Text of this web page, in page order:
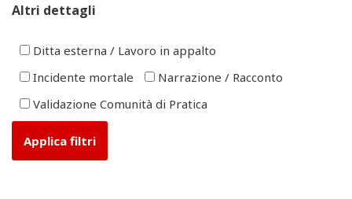
Altri dettagli
Ditta esterna / Lavoro in appalto
Incidente mortale
Narrazione / Racconto
Validazione Comunità di Pratica